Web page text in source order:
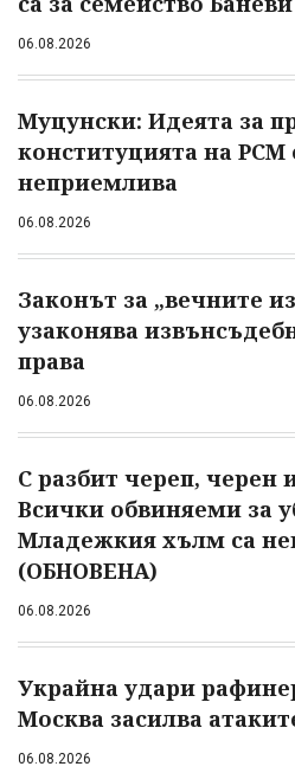
06.08.2026
Муцунски: Идеята за
конституцията на РСМ
неприемлива
06.08.2026
Законът за „вечните
узаконява
права
06.08.2026
С разбит череп, черен
Всички обвиняеми за
Младежкия хълм са
(ОБНОВЕНА)
06.08.2026
Украйна удари
Москва засилва
06.08.2026